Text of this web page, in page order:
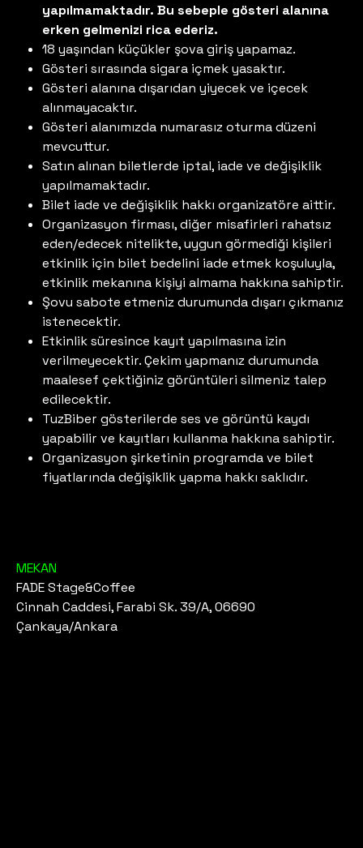
yapılmamaktadır. Bu sebeple gösteri alanına
erken gelmenizi rica ederiz.
18 yaşından küçükler şova giriş yapamaz.
Gösteri sırasında sigara içmek yasaktır.
Gösteri alanına dışarıdan yiyecek ve içecek
alınmayacaktır.
Gösteri alanımızda numarasız oturma düzeni
mevcuttur.
Satın alınan biletlerde iptal, iade ve değişiklik
yapılmamaktadır.
Bilet iade ve değişiklik hakkı organizatöre aittir.
Organizasyon firması, diğer misafirleri rahatsız
eden/edecek nitelikte, uygun görmediği kişileri
etkinlik için bilet bedelini iade etmek koşuluyla,
etkinlik mekanına kişiyi almama hakkına sahiptir.
Şovu sabote etmeniz durumunda dışarı çıkmanız
istenecektir.
Etkinlik süresince kayıt yapılmasına izin
verilmeyecektir. Çekim yapmanız durumunda
maalesef çektiğiniz görüntüleri silmeniz talep
edilecektir.
TuzBiber gösterilerde ses ve görüntü kaydı
yapabilir ve kayıtları kullanma hakkına sahiptir.
Organizasyon şirketinin programda ve bilet
fiyatlarında değişiklik yapma hakkı saklıdır.
MEKAN
FADE Stage&Coffee
Cinnah Caddesi, Farabi Sk. 39/A, 06690
Çankaya/Ankara